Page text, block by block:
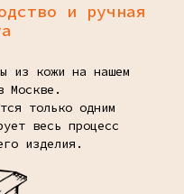
и ручная
из кожи на нашем
Москве.
только одним
весь процесс
изделия.